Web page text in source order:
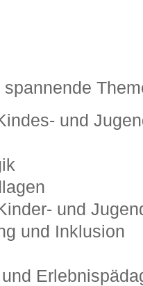
und
und
und Inklusion